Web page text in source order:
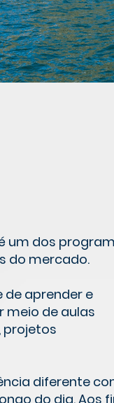
um dos
do mercado.
de aprender e
meio de aulas
projetos
diferente
do dia. Aos